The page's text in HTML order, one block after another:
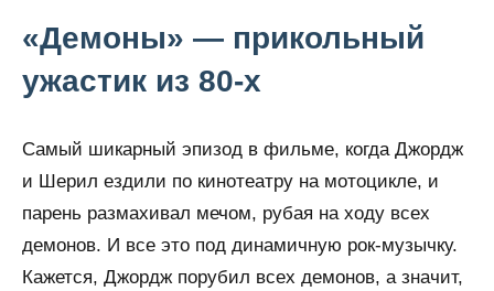
«Демоны» — прикольный
ужастик из 80-х
Самый шикарный эпизод в фильме, когда Джордж
и Шерил ездили по кинотеатру на мотоцикле, и
парень размахивал мечом, рубая на ходу всех
демонов. И все это под динамичную рок-музычку.
Кажется, Джордж порубил всех демонов, а значит,